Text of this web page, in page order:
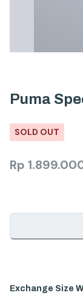
Puma
SOLD OUT
Rp
Exchange Size